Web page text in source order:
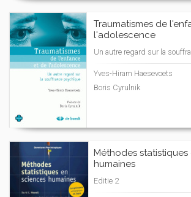
Traumatismes de
l'adolescence
Un autre regard sur la
Yves-Hiram Haesevoets
Boris Cyrulnik
Méthodes statistiques
humaines
Editie 2